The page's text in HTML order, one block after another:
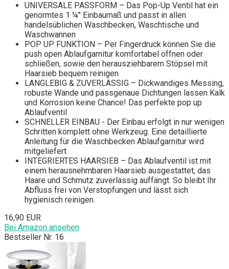
UNIVERSALE PASSFORM – Das Pop-Up Ventil hat ein
genormtes 1 ¼" Einbaumaß und passt in allen
handelsüblichen Waschbecken, Waschtische und
Waschwannen
POP UP FUNKTION – Per Fingerdruck können Sie die
push open Ablaufgarnitur komfortabel öffnen oder
schließen, sowie den herausziehbarem Stöpsel mit
Haarsieb bequem reinigen
LANGLEBIG & ZUVERLÄSSIG – Dickwandiges Messing,
robuste Wände und passgenaue Dichtungen lassen Kalk
und Korrosion keine Chance! Das perfekte pop up
Ablaufventil
SCHNELLER EINBAU - Der Einbau erfolgt in nur wenigen
Schritten komplett ohne Werkzeug. Eine detaillierte
Anleitung für die Waschbecken Ablaufgarnitur wird
mitgeliefert
INTEGRIERTES HAARSIEB – Das Ablaufventil ist mit
einem herausnehmbaren Haarsieb ausgestattet, das
Haare und Schmutz zuverlässig auffängt. So bleibt Ihr
Abfluss frei von Verstopfungen und lässt sich
hygienisch reinigen.
16,90 EUR
Bei Amazon ansehen
Bestseller Nr. 16